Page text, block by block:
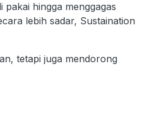
hingga menggagas
lebih sadar, Sustaination
tetapi juga mendorong